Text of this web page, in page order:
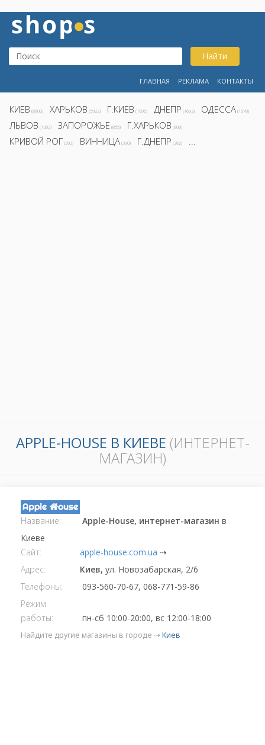
Найти
ГЛАВНАЯ РЕКЛАМА КОНТАКТЫ
КИЕВ (8800) ХАРЬКОВ (5922) Г.КИЕВ (1995) ДНЕПР (1692) ОДЕССА (1578)
ЛЬВОВ (1282) ЗАПОРОЖЬЕ (855) Г.ХАРЬКОВ (808)
КРИВОЙ РОГ (392) ВИННИЦА (390) Г.ДНЕПР (362) ...
АPPLE-HOUSE В КИЕВЕ (ИНТЕРНЕТ-
МАГАЗИН)
Название: Аpple-House, интернет-магазин в
Киеве
Сайт:
apple-house.com.ua ⇢
Адрес:
Киев, ул. Новозабарская, 2/6
Телефоны:
093-560-70-67, 068-771-59-86
Режим
работы:
пн-сб 10:00-20:00, вс 12:00-18:00
Найдите другие магазины в городе ⇢ Киев